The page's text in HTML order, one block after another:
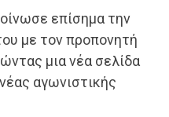
επίσημα την
με τον προπονητή
μια νέα σελίδα
αγωνιστικής